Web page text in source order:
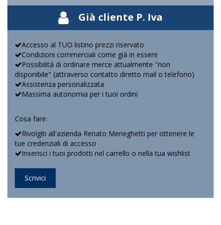
Già cliente P. Iva
Accesso al TUO listino prezzi riservato
Condizioni commerciali come già in essere
Possibilità di ordinare merce attualmente "non
disponibile" (attraverso contatto diretto mail o telefono)
Assistenza personalizzata
Massima autonomia per i tuoi ordini
Cosa fare:
Rivolgiti all'azienda Renato Meneghetti per ottenere le
tue credenziali di accesso
Inserisci i tuoi prodotti nel carrello o nella tua wishlist
Scrivici